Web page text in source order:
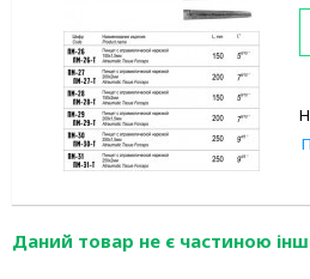
Даний товар не є частиною